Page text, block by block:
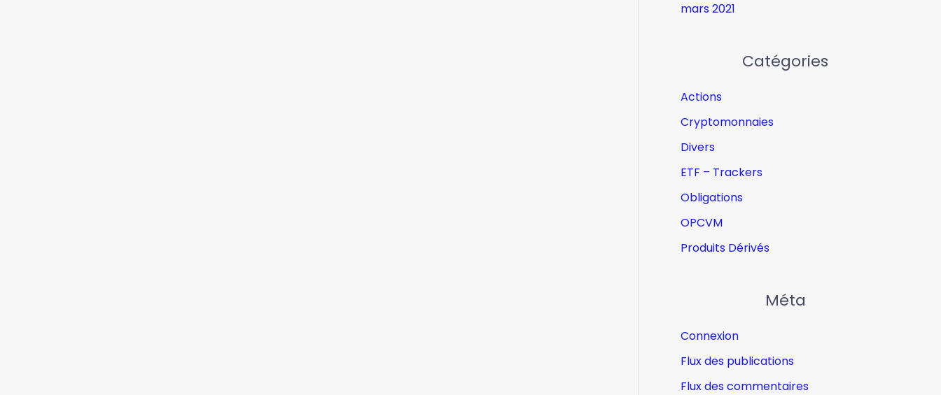
mars 2021
Catégories
Actions
Cryptomonnaies
Divers
ETF – Trackers
Obligations
OPCVM
Produits Dérivés
Méta
Connexion
Flux des publications
Flux des commentaires